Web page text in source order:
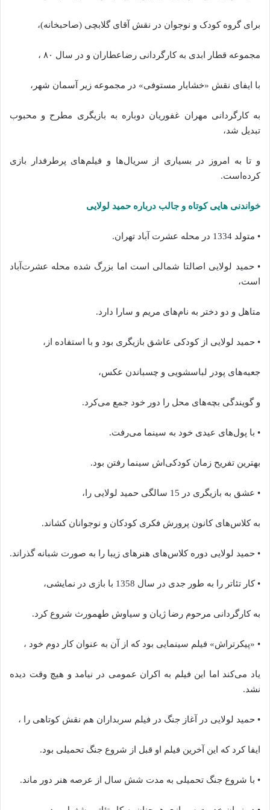
برای گروه کودک و نوجوان در نقش آقای گلابچی (صاحبخانه)،
مجموعه قطار ابدی به کارگردانی رضاعطاران و در سال ۸۰ ،
با ایفای نقش «خشایار مستوفی» در مجموعه زیر آسمان شهر،
به کارگردانی مهران غفوریان دوباره به بازیگری مطرح و محبوب
تبدیل شد،
و تا به امروز در بسیاری از سریال‌ها و فیلم‌های پرطرفدار بازی
کرده‌است.
خواندنی هایی کوتاه و جالب درباره حمید لولایی
• متولد 1334 در محله عشرت‌ آباد تهران.
• حمید لولایی اصالتا شمالی است اما بزرگ شده محله عشرت‌آباد
است،
متاهل و دو دختر به نام‌های مریم و سارا دارد.
• حمید لولایی از کودکی عاشق بازیگری بود و با استفاده از،
جعبه‌های پودر لباسشویی و چسباندن عکس،
و گویندگی بچه‌های محل را دور خود جمع می‌کرد.
• با پول‌های عیدی خود به سینما می‌رفت.
بهترین تفریح زمان کودکی‌اش سینما رفتن بود.
• عشق به بازیگری در 15 سالگی حمید لولایی را،
به کلاس‌های کانون پرورش فکری کودکان و نوجوانان کشاند.
• حمید لولایی دوره کلاس‌های هنرهای زیبا را به صورت شبانه گذراند.
• کار تئاتر را به طور جدی در سال 1358 با بازی در نمایشی،
به کارگردانی مرحوم رضا ژیان و سیاوش طهمورث شروع کرد.
• «پیکرتراش» فیلم سینمایی بود که از آن به عنوان کار دوم خود ،
یاد می‌کند اما این فیلم به اکران عمومی در نیامد و هیچ وقت دیده
نشد.
• حمید لولایی در آغاز جنگ در فیلم سربداران هم نقش کوتاهی را ،
ایفا کرد که این آخرین فیلم او قبل از شروع جنگ تحمیلی بود.
• با شروع جنگ تحمیلی به مدت شش سال از عرصه هنر دور ماند.